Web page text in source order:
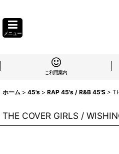
メニュー
ご利用案内
ホーム > 45's > RAP 45's / R&B 45'S >
THE COVER GIRLS /